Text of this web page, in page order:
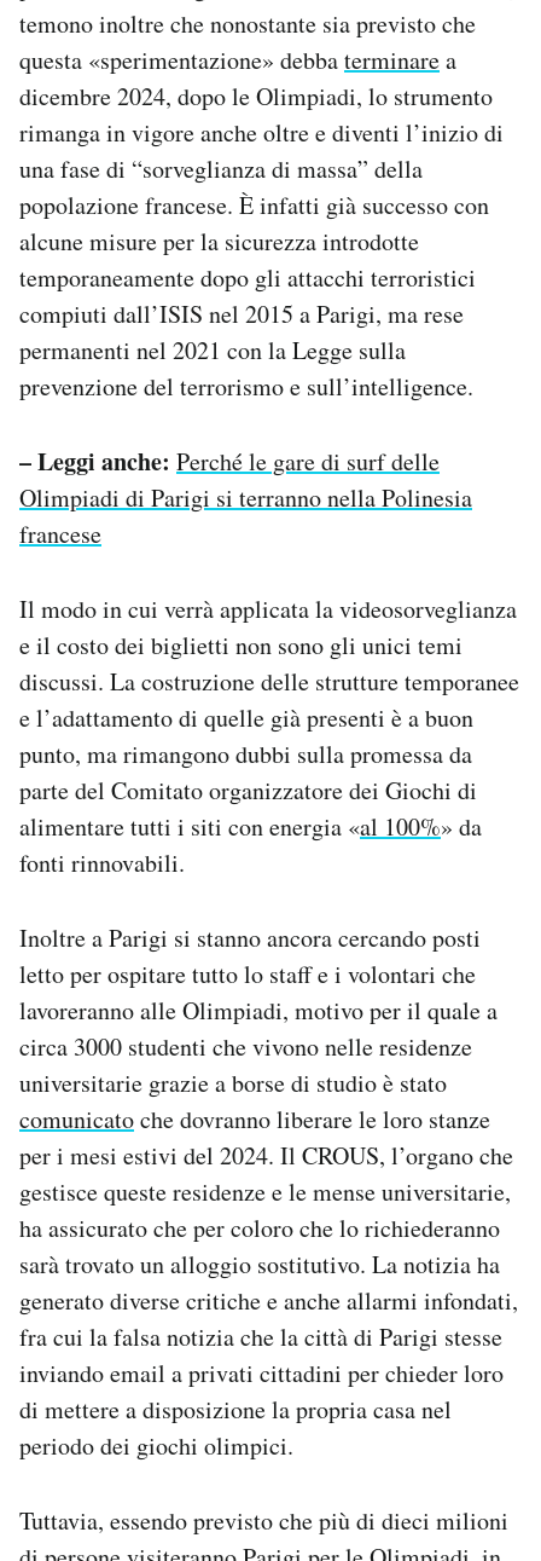
temono inoltre che nonostante sia previsto che
questa «sperimentazione» debbaterminarea
dicembre 2024, dopo le Olimpiadi, lo strumento
rimanga in vigore anche oltre e diventi l’inizio di
una fase di “sorveglianza di massa” della
popolazione francese. È infatti già successo con
alcune misure per la sicurezza introdotte
temporaneamente dopo gli attacchi terroristici
compiuti dall’ISIS nel 2015 a Parigi, ma rese
permanenti nel 2021 con la Legge sulla
prevenzione del terrorismo e sull’intelligence.
– Leggi anche: Perché le gare di surf delle
Olimpiadi di Parigi si terranno nella Polinesia
francese
Il modo in cui verrà applicata la videosorveglianza
e il costo dei biglietti non sono gli unici temi
discussi. La costruzione delle strutture temporanee
e l’adattamento di quelle già presenti è a buon
punto, ma rimangono dubbi sulla promessa da
parte del Comitato organizzatore dei Giochi di
alimentare tutti i siti con energia «al 100%» da
fonti rinnovabili.
Inoltre a Parigi si stanno ancora cercando posti
letto per ospitare tutto lo staff e i volontari che
lavoreranno alle Olimpiadi, motivo per il quale a
circa 3000 studenti che vivono nelle residenze
universitarie grazie a borse di studio è stato
comunicatoche dovranno liberare le loro stanze
per i mesi estivi del 2024. Il CROUS, l’organo che
gestisce queste residenze e le mense universitarie,
ha assicurato che per coloro che lo richiederanno
sarà trovato un alloggio sostitutivo. La notizia ha
generato diverse critiche e anche allarmi infondati,
fra cui la falsa notizia che la città di Parigi stesse
inviando email a privati cittadini per chieder loro
di mettere a disposizione la propria casa nel
periodo dei giochi olimpici.
Tuttavia, essendo previsto che più di dieci milioni